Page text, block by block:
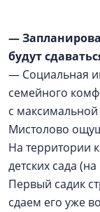
—
будут
— Социальная
семейного
с максимальной
Мистолово
На территории
детских сада
Первый садик
сдаем его уже